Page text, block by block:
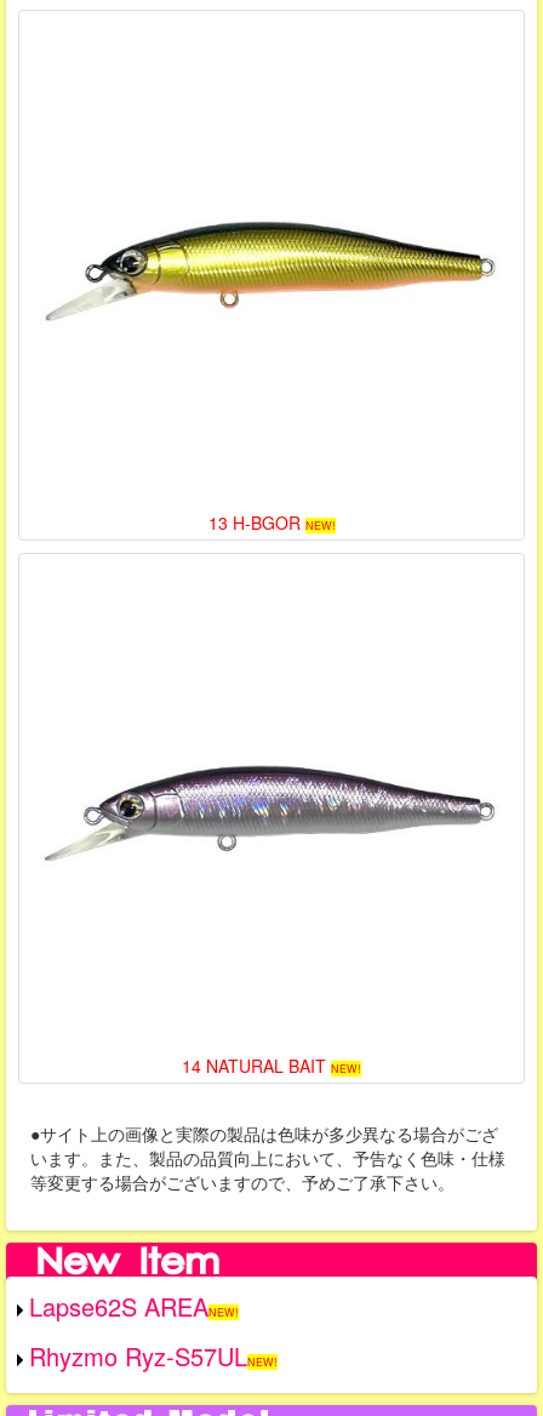
13 H-BGOR NEW!
14 NATURAL BAIT NEW!
●サイト上の画像と実際の製品は色味が多少異なる場合がござ
います。また、製品の品質向上において、予告なく色味・仕様
等変更する場合がございますので、予めご了承下さい。
Lapse62S AREANEW!
Rhyzmo Ryz-S57ULNEW!